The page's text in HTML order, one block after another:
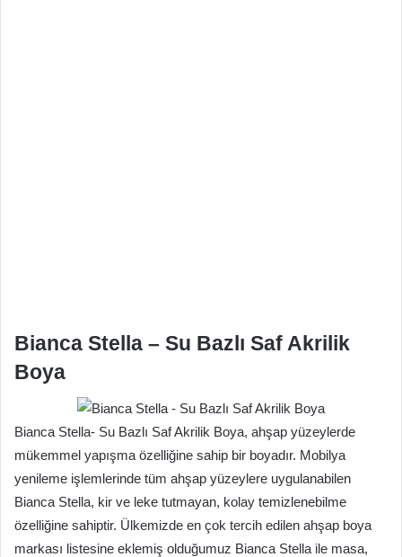
Bianca Stella – Su Bazlı Saf Akrilik
Boya
Bianca Stella- Su Bazlı Saf Akrilik Boya, ahşap yüzeylerde
mükemmel yapışma özelliğine sahip bir boyadır. Mobilya
yenileme işlemlerinde tüm ahşap yüzeylere uygulanabilen
Bianca Stella, kir ve leke tutmayan, kolay temizlenebilme
özelliğine sahiptir. Ülkemizde en çok tercih edilen ahşap boya
markası listesine eklemiş olduğumuz Bianca Stella ile masa,